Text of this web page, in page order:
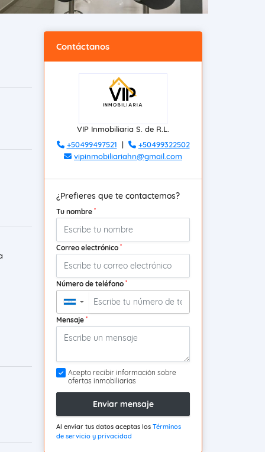
Contáctanos
VIP Inmobiliaria S. de R.L.
+50499497521 |
+50499322502
vipinmobiliariahn@gmail.com
¿Prefieres que te contactemos?
Tu nombre *
Correo electrónico *
Número de teléfono *
▼
Mensaje *
Acepto recibir información sobre
ofertas inmobiliarias
Enviar mensaje
Al enviar tus datos aceptas los Términos
de servicio y privacidad